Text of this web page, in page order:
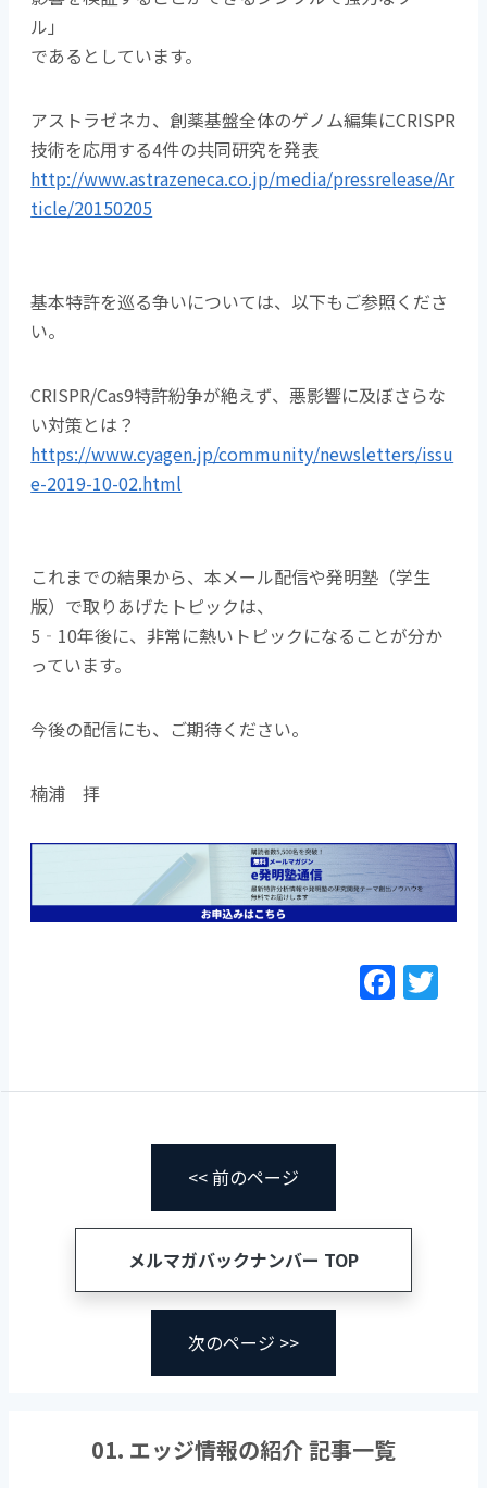
ル」
であるとしています。
アストラゼネカ、創薬基盤全体のゲノム編集にCRISPR
技術を応用する4件の共同研究を発表
http://www.astrazeneca.co.jp/media/pressrelease/Ar
ticle/20150205
基本特許を巡る争いについては、以下もご参照くださ
い。
CRISPR/Cas9特許紛争が絶えず、悪影響に及ぼさらな
い対策とは？
https://www.cyagen.jp/community/newsletters/issu
e-2019-10-02.html
これまでの結果から、本メール配信や発明塾（学生
版）で取りあげたトピックは、
5‐10年後に、非常に熱いトピックになることが分か
っています。
今後の配信にも、ご期待ください。
楠浦 拝
F
a
e
k
er
<< 前のページ
メルマガバックナンバー TOP
次のページ >>
01. エッジ情報の紹介 記事一覧